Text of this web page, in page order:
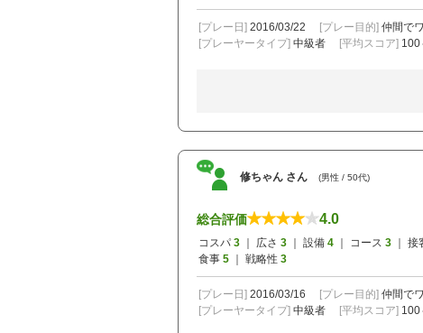
[プレー日] 2016/03/22 [プレー目的] 仲間で
[プレーヤータイプ] 中級者 [平均スコア] 100
修ちゃん さん (男性 / 50代)
総合評価 4.0
コスパ 3 ｜ 広さ 3 ｜ 設備 4 ｜ コース 3 ｜ 接
食事 5 ｜ 戦略性 3
[プレー日] 2016/03/16 [プレー目的] 仲間で
[プレーヤータイプ] 中級者 [平均スコア] 100